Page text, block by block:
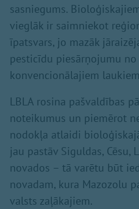
sasniegums.
vieglāk ir saimniekot
īpatsvars, jo mazāk
pesticīdu piesārņojumu
konvencionālajiem
LBLA rosina pašvaldības
noteikumus un piemērot
nodokļa atlaidi
jau pastāv Siguldas, Cēsu,
novados – tā varētu būt
novadam, kura Mazozolu
valsts zaļākajiem.